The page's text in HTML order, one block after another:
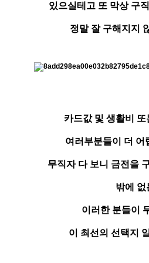
있으실테고 또 막상 구
정말 잘 구해지지
카드값 및 생활비
여러부분들이 더 어
무직자 다 보니 금전을
밖에 없
이러한 분들이
이 최선의 선택지